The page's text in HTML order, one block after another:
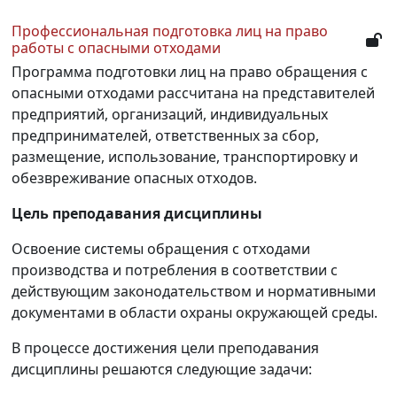
Професcиональная подготовка лиц на право
работы с опасными отходами
Программа подготовки лиц на право обращения с
опасными отходами рассчитана на представителей
предприятий, организаций, индивидуальных
предпринимателей, ответственных за сбор,
размещение, использование, транспортировку и
обезвреживание опасных отходов.
Цель преподавания дисциплины
Освоение системы обращения с отходами
производства и потребления в соответствии с
действующим законодательством и нормативными
документами в области охраны окружающей среды.
В процессе достижения цели преподавания
дисциплины решаются следующие задачи: